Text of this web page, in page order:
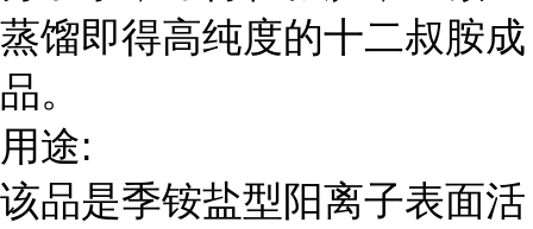
蒸馏即得高纯度的十二叔胺成
品。
用途:
该品是季铵盐型阳离子表面活